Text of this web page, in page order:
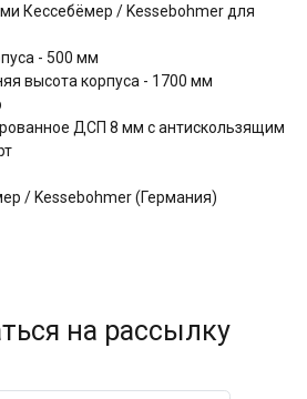
Кессебёмер / Kessebohmer для
- 500 мм
высота корпуса - 1700 мм
ДСП 8 мм с антискользящим
/ Kessebohmer (Германия)
на рассылку